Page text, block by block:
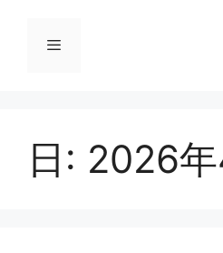
ニ
日: 2026